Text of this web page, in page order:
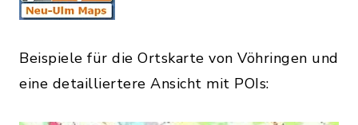
Beispiele für die Ortskarte von Vöhringen und
eine detailliertere Ansicht mit POIs: